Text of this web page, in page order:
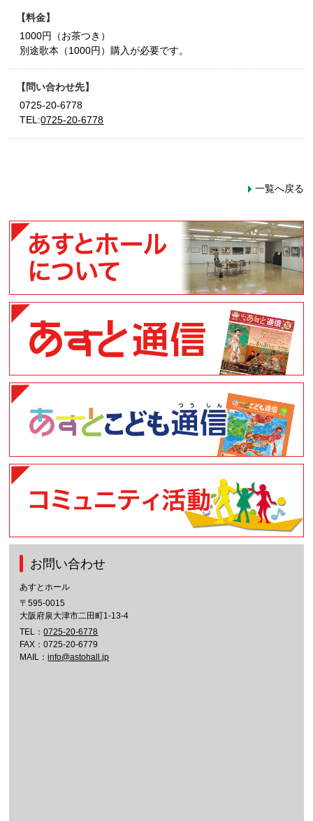
料金
1000円（お茶つき）
別途歌本（1000円）購入が必要です。
問い合わせ先
0725-20-6778
TEL:0725-20-6778
一覧へ戻る
お問い合わせ
あすとホール
〒595-0015
大阪府泉大津市二田町1-13-4
TEL：0725-20-6778
FAX：0725-20-6779
MAIL：info@astohall.jp